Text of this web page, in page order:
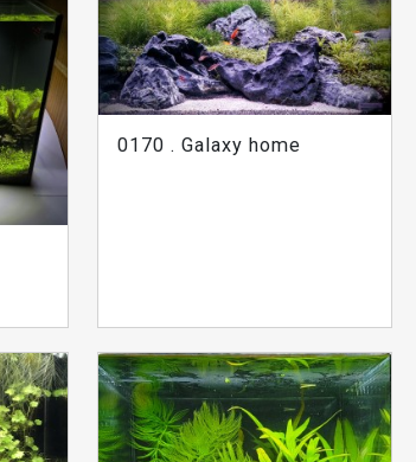
0170 . Galaxy home